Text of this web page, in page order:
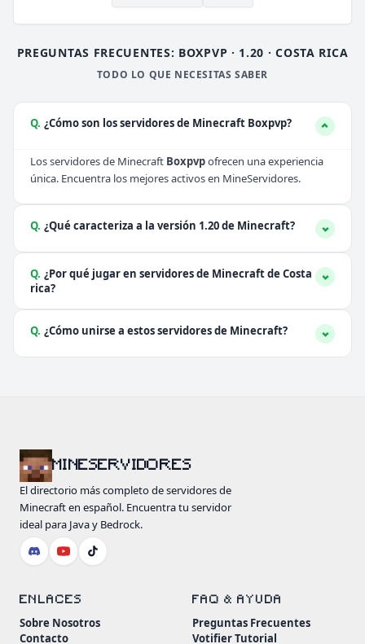
PREGUNTAS FRECUENTES: BOXPVP · 1.20 · COSTA RICA
TODO LO QUE NECESITAS SABER
Q. ¿Cómo son los servidores de Minecraft Boxpvp?
Los servidores de Minecraft Boxpvpofrecen una experiencia
única. Encuentra los mejores activos en MineServidores.
Q. ¿Qué caracteriza a la versión 1.20 de Minecraft?
Q. ¿Por qué jugar en servidores de Minecraft de Costa
rica?
Q. ¿Cómo unirse a estos servidores de Minecraft?
MINESERVIDORES
El directorio más completo de servidores de
Minecraft en español. Encuentra tu servidor
ideal para Java y Bedrock.
ENLACES
Sobre Nosotros
Contacto
FAQ & AYUDA
Preguntas Frecuentes
Votifier Tutorial